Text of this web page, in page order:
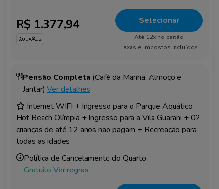
R$ 1.377,94
01• 02
Selecionar
Até 12x no cartão
Taxas e impostos incluídos
Pensão Completa (Café da Manhã, Almoço e
Jantar) Ver detalhes
Internet WIFI + Ingresso para o Parque Aquático
Hot Beach Olímpia + Ingresso para a Vila Guarani + 02
crianças de até 12 anos não pagam + Recreação para
todas as idades
Política de Cancelamento do Quarto:
Gratuito Ver regras